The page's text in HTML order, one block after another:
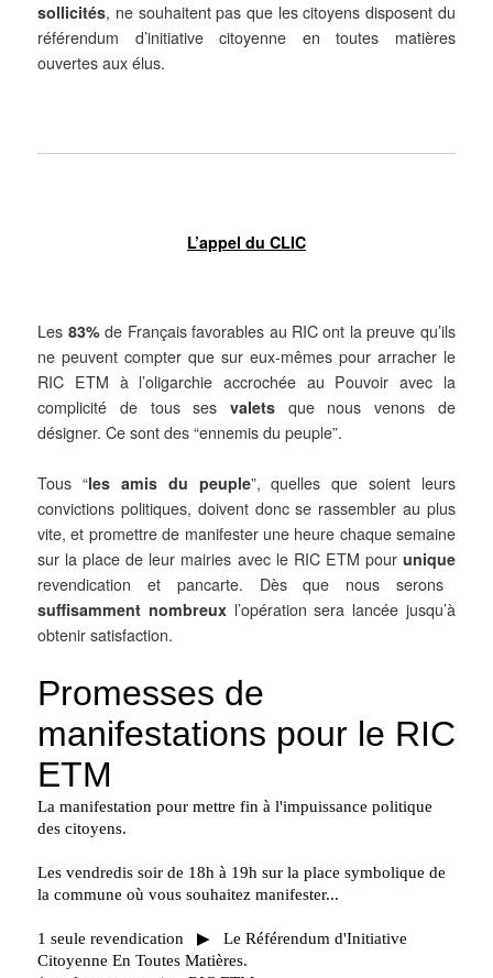
sollicités, ne souhaitent pas que les citoyens disposent du
référendum d’initiative citoyenne en toutes matières
ouvertes aux élus.
L’appel du CLIC
Les 83%de Français favorables au RIC ont la preuve qu’ils
ne peuvent compter que sur eux-mêmes pour arracher le
RIC ETM à l’oligarchie accrochée au Pouvoir avec la
complicité de tous ses valets que nous venons de
désigner. Ce sont des “ennemis du peuple”.
Tous “les amis du peuple”, quelles que soient leurs
convictions politiques, doivent donc se rassembler au plus
vite, et promettre de manifester une heure chaque semaine
sur la place de leur mairies avec le RIC ETM pour unique
revendication et pancarte. Dès que nous serons
suffisamment nombreux l’opération sera lancée jusqu’à
obtenir satisfaction.